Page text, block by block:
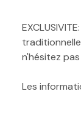
n'hésitez
Les